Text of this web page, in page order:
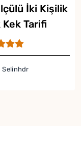
İki Kişilik
Kek Tarifi
Selinhdr